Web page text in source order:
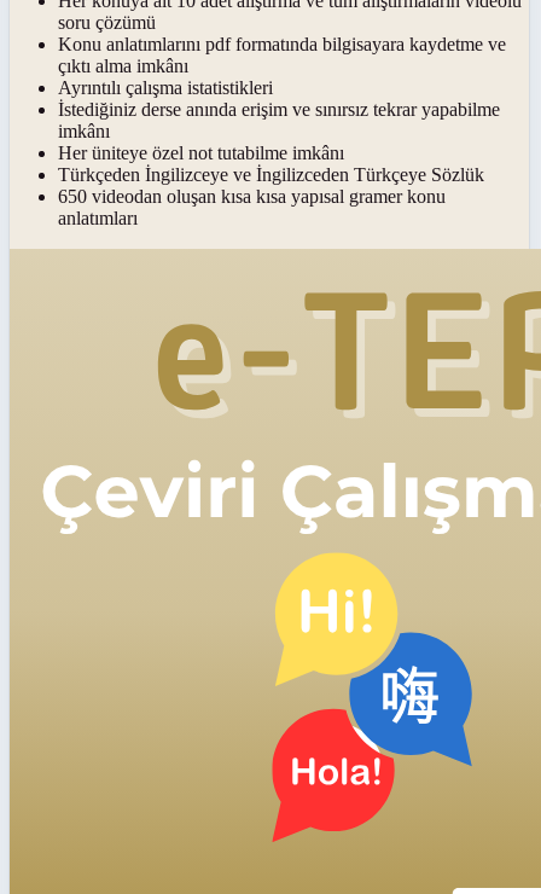
soru çözümü
Konu anlatımlarını pdf formatında bilgisayara kaydetme ve
çıktı alma imkânı
Ayrıntılı çalışma istatistikleri
İstediğiniz derse anında erişim ve sınırsız tekrar yapabilme
imkânı
Her üniteye özel not tutabilme imkânı
Türkçeden İngilizceye ve İngilizceden Türkçeye Sözlük
650 videodan oluşan kısa kısa yapısal gramer konu
anlatımları